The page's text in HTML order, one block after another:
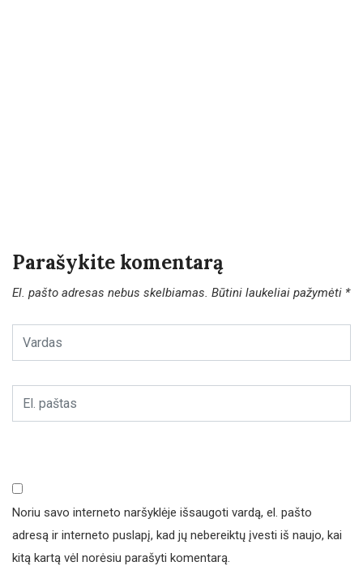
Parašykite komentarą
El. pašto adresas nebus skelbiamas. Būtini laukeliai pažymėti *
Noriu savo interneto naršyklėje išsaugoti vardą, el. pašto
adresą ir interneto puslapį, kad jų nebereiktų įvesti iš naujo, kai
kitą kartą vėl norėsiu parašyti komentarą.